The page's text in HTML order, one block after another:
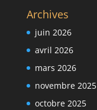
Archives
juin 2026
avril 2026
mars 2026
novembre 2025
octobre 2025